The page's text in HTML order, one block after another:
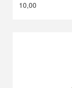
10,00